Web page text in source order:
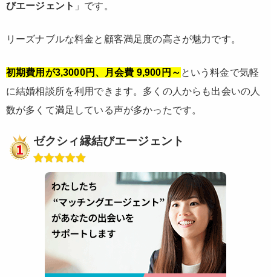
びエージェント 」です。
リーズナブルな料金と顧客満足度の高さが魅力です。
初期費用が3,3000円、月会費 9,900円～ という料金で気軽
に結婚相談所を利用できます。多くの人からも出会いの人
数が多くて満足している声が多かったです。
ゼクシィ縁結びエージェント